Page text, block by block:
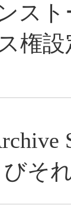
ス
権
びそ